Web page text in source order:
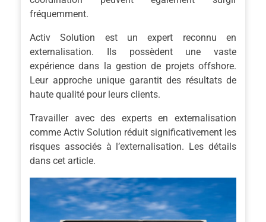
fréquemment.
Activ Solution est un expert reconnu en
externalisation. Ils possèdent une vaste
expérience dans la gestion de projets offshore.
Leur approche unique garantit des résultats de
haute qualité pour leurs clients.
Travailler avec des experts en externalisation
comme Activ Solution réduit significativement les
risques associés à l’externalisation. Les détails
dans cet article.